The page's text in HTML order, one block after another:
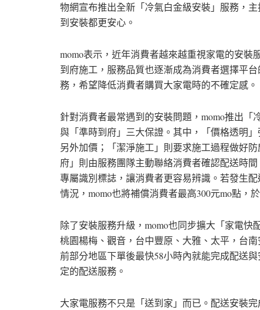
物網宣布推出全新「冷氣白金級安裝」服務，
到安裝都更安心。
momo表示，近年消費者越來越重視家電的安
到府施工，服務品質也逐漸成為消費者選擇平
務，希望降低消費者購買大家電時的不確定感。
針對消費者最常遇到的安裝問題，momo推出「
與「準時到府」三大保證。其中，「價格透明
另外加價；「潔淨施工」則要求施工過程做好
府」則由服務團隊主動聯絡消費者確認配送時
專屬識別標誌，讓消費者更容易辨識。若發生
情況，momo也將補償消費者最高300元mo點，
除了安裝服務升級，momo也同步擴大「家電
桃園楊梅、觀音，台中豐原、大雅、太平，台
前部分地區下單後最快58小時內就能完成配送
定的配送服務。
大家電服務不只是「送到家」而已。配送安裝